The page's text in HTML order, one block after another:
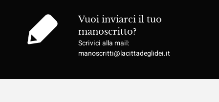
Vuoi inviarci il tuo
manoscritto?
Scrivici alla mail:
manoscritti@lacittadeglidei.it